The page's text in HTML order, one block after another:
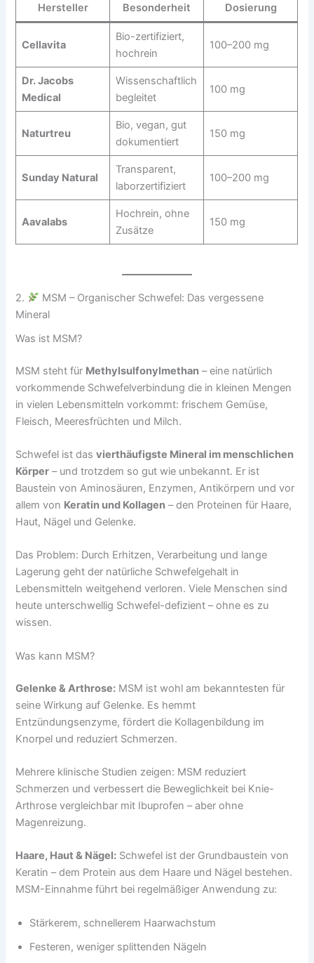
Hersteller Besonderheit Dosierung
Cellavita
Bio-zertifiziert,
hochrein
100–200 mg
Dr. Jacobs
Medical
Wissenschaftlich
begleitet
100 mg
Naturtreu
Bio, vegan, gut
dokumentiert
150 mg
Sunday Natural
Transparent,
laborzertifiziert
100–200 mg
Aavalabs
Hochrein, ohne
Zusätze
150 mg
2.
MSM – Organischer Schwefel: Das vergessene
Mineral
Was ist MSM?
MSM steht für Methylsulfonylmethan – eine natürlich
vorkommende Schwefelverbindung die in kleinen Mengen
in vielen Lebensmitteln vorkommt: frischem Gemüse,
Fleisch, Meeresfrüchten und Milch.
Schwefel ist dasvierthäufigste Mineral im menschlichen
Körper – und trotzdem so gut wie unbekannt. Er ist
Baustein von Aminosäuren, Enzymen, Antikörpern und vor
allem von Keratin und Kollagen – den Proteinen für Haare,
Haut, Nägel und Gelenke.
Das Problem: Durch Erhitzen, Verarbeitung und lange
Lagerung geht der natürliche Schwefelgehalt in
Lebensmitteln weitgehend verloren. Viele Menschen sind
heute unterschwellig Schwefel-defizient – ohne es zu
wissen.
Was kann MSM?
Gelenke & Arthrose: MSM ist wohl am bekanntesten für
seine Wirkung auf Gelenke. Es hemmt
Entzündungsenzyme, fördert die Kollagenbildung im
Knorpel und reduziert Schmerzen.
Mehrere klinische Studien zeigen: MSM reduziert
Schmerzen und verbessert die Beweglichkeit bei Knie-
Arthrose vergleichbar mit Ibuprofen – aber ohne
Magenreizung.
Haare, Haut & Nägel: Schwefel ist der Grundbaustein von
Keratin – dem Protein aus dem Haare und Nägel bestehen.
MSM-Einnahme führt bei regelmäßiger Anwendung zu:
Stärkerem, schnellerem Haarwachstum
Festeren, weniger splittenden Nägeln